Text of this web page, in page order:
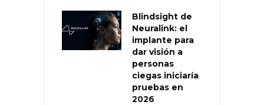
Blindsight de
Neuralink: el
implante para
dar visión a
personas
ciegas iniciaría
pruebas en
2026